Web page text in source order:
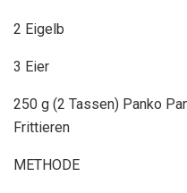
2 Eigelb
3 Eier
250 g (2 Tassen) Panko
Frittieren
METHODE